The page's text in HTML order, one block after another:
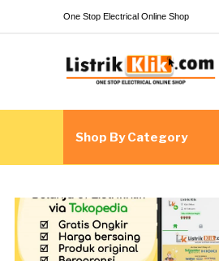
One Stop Electrical Online Shop
Shop By Category